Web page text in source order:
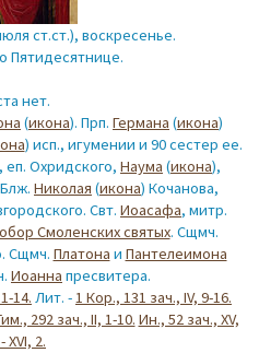
ст.ст.), воскресенье.
Пятидесятнице.
нет.
(икона). Прп. Германа (икона)
) исп., игумении и 90 сестер ее.
еп. Охридского, Наума (икона),
Николая (икона) Кочанова,
Свт. Иоасафа, митр.
Смоленских святых. Сщмч.
Сщмч. Платона и Пантелеимона
Иоанна пресвитера.
14. Лит. -1 Кор., 131 зач., IV, 9-16.
292 зач., II, 1-10. Ин., 52 зач., XV,
XVI, 2.